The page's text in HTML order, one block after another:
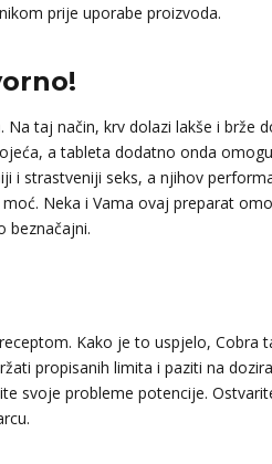
prije uporabe proizvoda.
taj način, krv dolazi lakše i brže
a tableta dodatno onda
i strastveniji seks, a njihov
Neka i Vama ovaj preparat
beznačajni.
Kako je to uspjelo, Cobra
propisanih limita i paziti na
svoje probleme potencije.